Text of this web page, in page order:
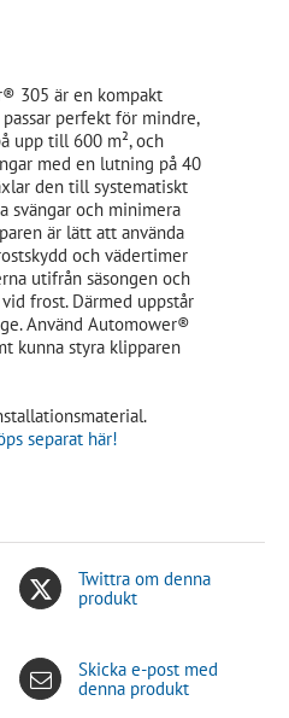
305 är en kompakt
perfekt för mindre,
upp till 600 m², och
med en lutning på 40
den till systematiskt
svängar och minimera
är lätt att använda
och vädertimer
utifrån säsongen och
frost. Därmed uppstår
Använd Automower®
kunna styra klipparen
separat här!
Twittra om denna
produkt
Skicka e-post med
denna produkt